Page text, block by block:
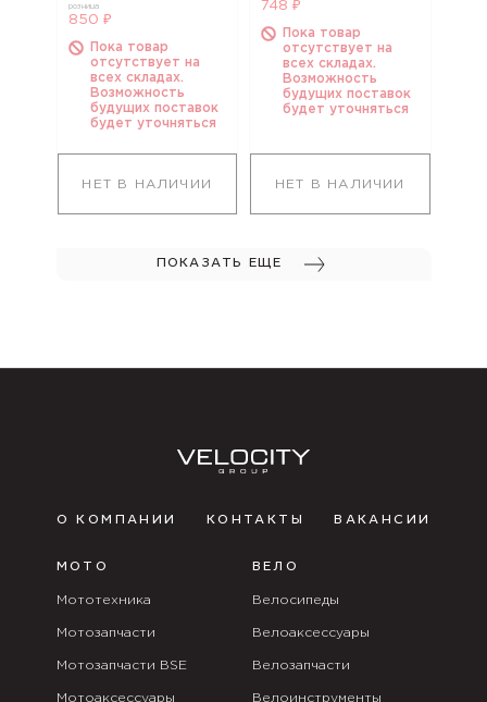
розница
850 ₽
Пока товар
отсутствует на
всех складах.
Возможность
будущих поставок
будет уточняться
НЕТ В НАЛИЧИИ
748 ₽
Пока товар
отсутствует на
всех складах.
Возможность
будущих поставок
будет уточняться
НЕТ В НАЛИЧИИ
ПОКАЗАТЬ ЕЩЕ
О КОМПАНИИ КОНТАКТЫ ВАКАНСИИ
МОТО
Мототехника
Мотозапчасти
Мотозапчасти BSE
Мотоаксессуары
ВЕЛО
Велосипеды
Велоаксессуары
Велозапчасти
Велоинструменты